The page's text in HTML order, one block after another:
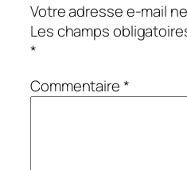
Votre adresse e-mail
Les champs
*
Commentaire*